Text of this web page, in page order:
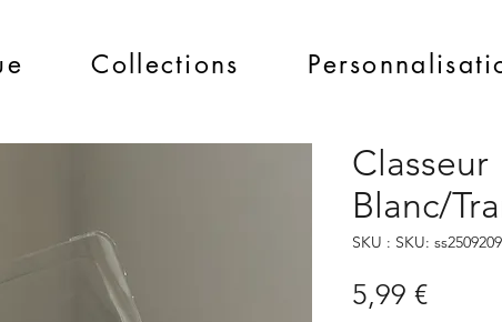
Collections
Classeur
Blanc/
SKU : SKU:
5,99 €Prix